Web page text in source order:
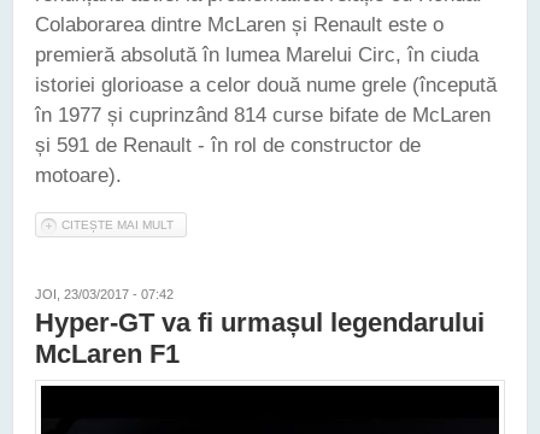
Colaborarea dintre McLaren și Renault este o
premieră absolută în lumea Marelui Circ, în ciuda
istoriei glorioase a celor două nume grele (începută
în 1977 și cuprinzând 814 curse bifate de McLaren
și 591 de Renault - în rol de constructor de
motoare).
CITEȘTE MAI MULT
JOI, 23/03/2017 - 07:42
Hyper-GT va fi urmașul legendarului
McLaren F1